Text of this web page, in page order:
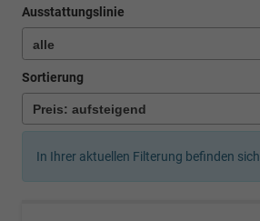
Ausstattungslinie
Sortierung
In Ihrer aktuellen Filterung befinden sich